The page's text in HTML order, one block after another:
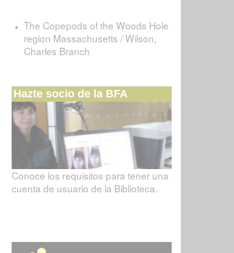
The Copepods of the Woods Hole
region Massachusetts / Wilson,
Charles Branch
Hazte socio de la BFA
Conoce los requisitos para tener una
cuenta de usuario de la Biblioteca.